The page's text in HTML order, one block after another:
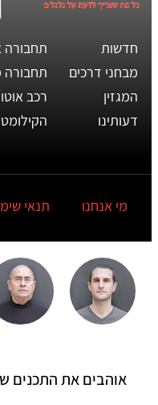
חדשות
מבחני דרכים
המגזין
דעותינו
רכב
מי אנחנו תנאי
אוהבים את התכנים